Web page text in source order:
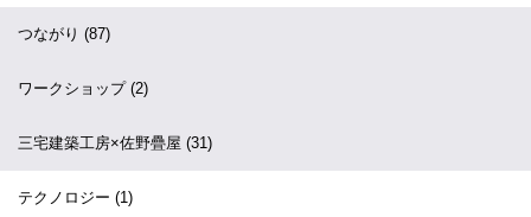
つながり (87)
ワークショップ (2)
三宅建築工房×佐野疊屋 (31)
テクノロジー (1)